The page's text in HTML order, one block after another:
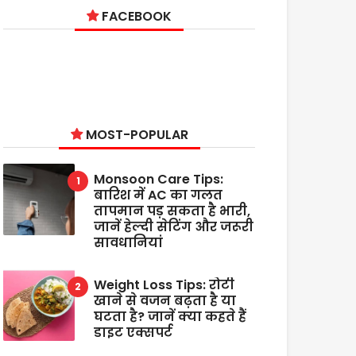
FACEBOOK
MOST-POPULAR
Monsoon Care Tips:
बारिश में AC का गलत
तापमान पड़ सकता है भारी,
जानें हेल्दी सेटिंग और जरूरी
सावधानियां
Weight Loss Tips: रोटी
खाने से वजन बढ़ता है या
घटता है? जानें क्या कहते हैं
डाइट एक्सपर्ट